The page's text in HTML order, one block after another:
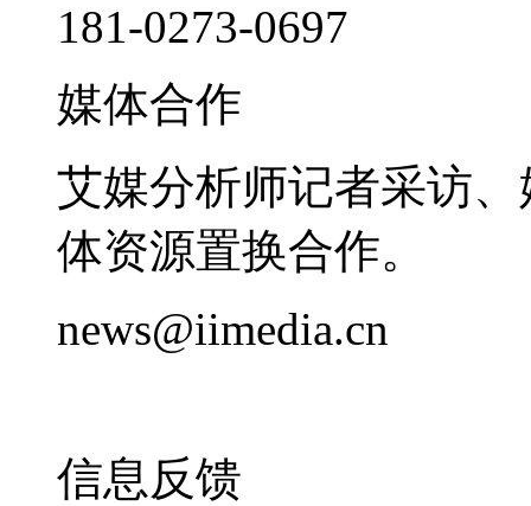
181-0273-0697
媒体合作
艾媒分析师记者采访
体资源置换合作。
news@iimedia.cn
信息反馈